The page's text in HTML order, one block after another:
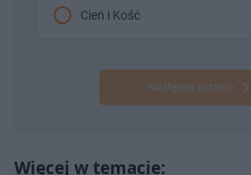
Cień i Kość
Następne pytanie